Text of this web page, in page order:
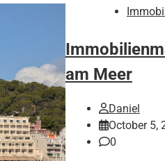
am Meer
Daniel
October 5,
0